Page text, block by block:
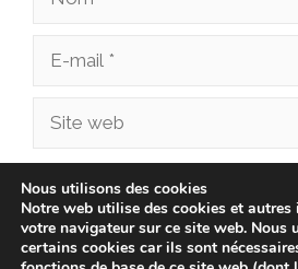
Site
Enregistrer mon nom, mon
dans le navigateur pour mon
commentaire.
Nous utilisons des cookies
Notre web utilise des cookies et
votre navigateur sur ce site web. Nous
certains cookies car ils sont